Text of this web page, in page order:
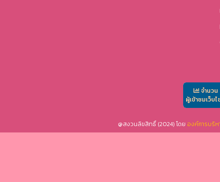
จำนวน
ผู้เข้าชมเว็บ
@สงวนลิขสิทธิ์ (2024) โดย องค์การบริ